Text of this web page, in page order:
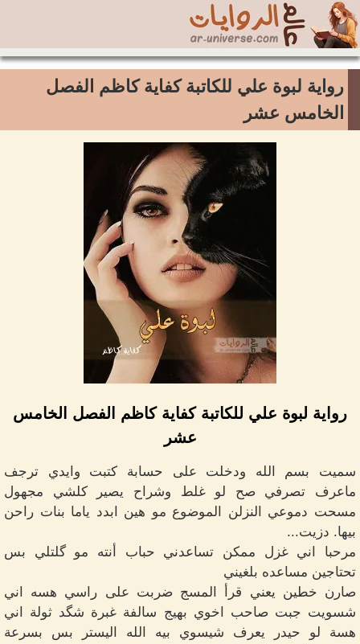
رواية لبوة علي للكاتبة كفاية كاظم الفصل
الخامس عشر
رواية لبوة علي للكاتبة كفاية كاظم الفصل الخامس
عشر
سميت بسم الله ودخلت على حسابة كتبت وايدي ترجف
ماعرف تصرفي صح لو غلط وشراح يصير كلشي مجهول
مسحت دموعي النزلن الموضوع مو هين ابدد ياما بنات راحن
بيها. دزيت...
مرحبا اني غزل ممكن تساعدني حباب أنته مو گلتلي بس
تحتاجين مساعده بلغيني
صارن خطين يعني قرأ المسج ضربت على راسي هسه اني
شسويت جبت صاحب اخوي بهيج سالفة غبرة شگد ثولة اني
هسة لو حيدر يعرف شيسوي بيه الله اليستر بس بسرعة